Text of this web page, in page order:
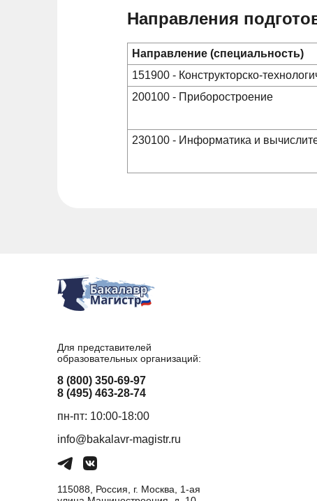
Направления
Направление (специальность)
151900 - Конструкторско-
200100 - Приборостроение
230100 - Информатика и
Для представителей
образовательных организаций:
8 (800) 350-69-97
8 (495) 463-28-74
пн-пт: 10:00-18:00
info@bakalavr-magistr.ru
115088, Россия, г. Москва, 1-ая